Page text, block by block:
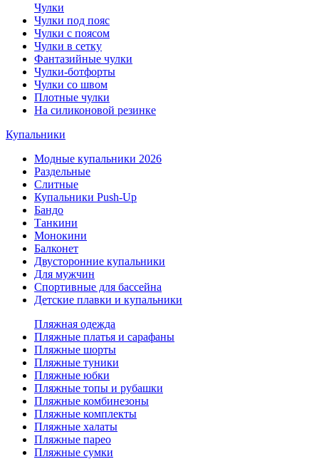
Чулки
Чулки под пояс
Чулки с поясом
Чулки в сетку
Фантазийные чулки
Чулки-ботфорты
Чулки со швом
Плотные чулки
На силиконовой резинке
Купальники
Модные купальники 2026
Раздельные
Слитные
Купальники Push-Up
Бандо
Танкини
Монокини
Балконет
Двусторонние купальники
Для мужчин
Спортивные для бассейна
Детские плавки и купальники
Пляжная одежда
Пляжные платья и сарафаны
Пляжные шорты
Пляжные туники
Пляжные юбки
Пляжные топы и рубашки
Пляжные комбинезоны
Пляжные комплекты
Пляжные халаты
Пляжные парео
Пляжные сумки